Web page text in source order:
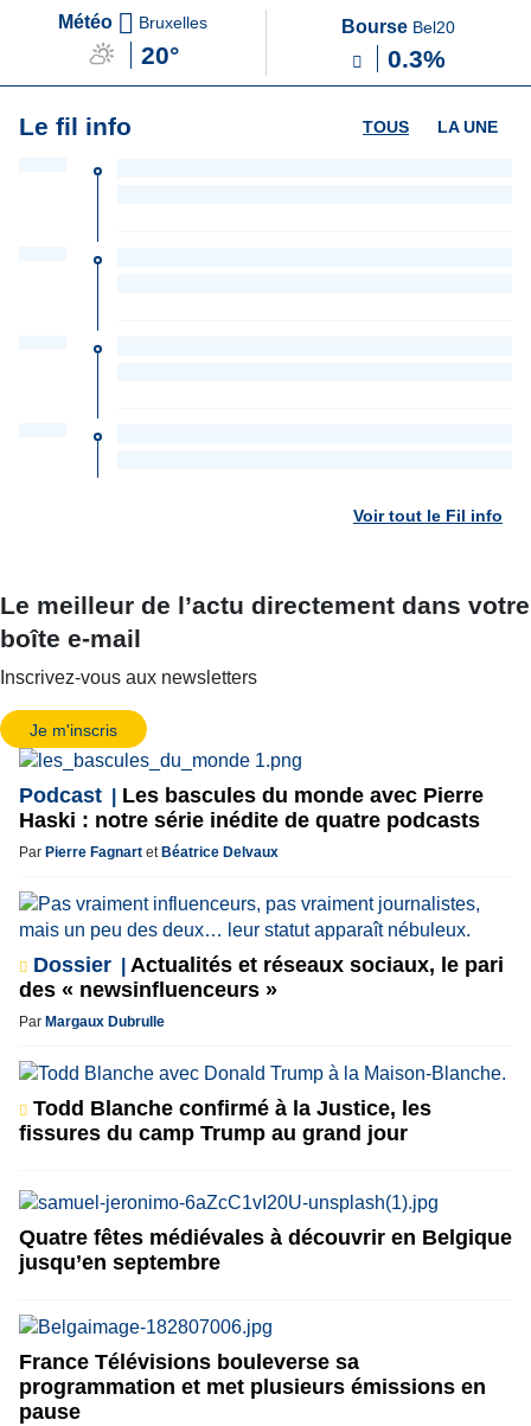
Météo Bruxelles
20°
Bourse Bel20
0.3%
Le fil info LA UNE
TOUS
Voir tout le Fil info
Le meilleur de l’actu directement dans votre
boîte e-mail
Inscrivez-vous aux newsletters
Je m'inscris
Podcast
Les bascules du monde avec Pierre
Haski : notre série inédite de quatre podcasts
Par Pierre Fagnart et Béatrice Delvaux
Dossier
Actualités et réseaux sociaux, le pari
des « newsinfluenceurs »
Par Margaux Dubrulle
Todd Blanche confirmé à la Justice, les
fissures du camp Trump au grand jour
Quatre fêtes médiévales à découvrir en Belgique
jusqu’en septembre
France Télévisions bouleverse sa
programmation et met plusieurs émissions en
pause